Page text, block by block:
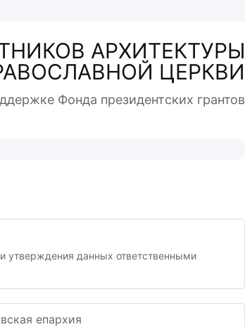
АРХИТЕКТУРЫ
ЦЕРКВИ
Фонда президентcких грантов
утверждения данных ответственными
епархия